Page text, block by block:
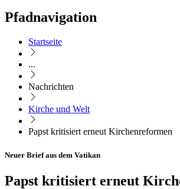
Pfadnavigation
Startseite
...
Nachrichten
Kirche und Welt
Papst kritisiert erneut Kirchenreformen
Neuer Brief aus dem Vatikan
Papst kritisiert erneut